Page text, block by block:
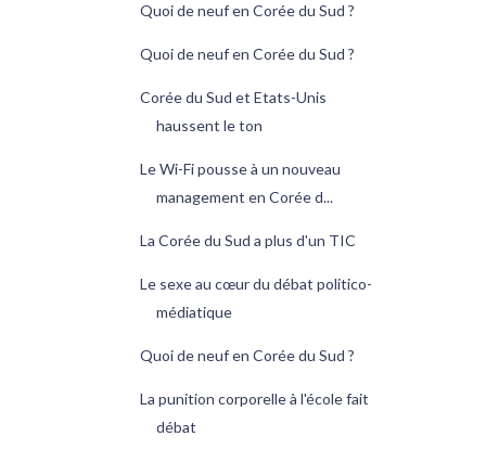
Quoi de neuf en Corée du Sud ?
Quoi de neuf en Corée du Sud ?
Corée du Sud et Etats-Unis
haussent le ton
Le Wi-Fi pousse à un nouveau
management en Corée d...
La Corée du Sud a plus d'un TIC
Le sexe au cœur du débat politico-
médiatique
Quoi de neuf en Corée du Sud ?
La punition corporelle à l'école fait
débat